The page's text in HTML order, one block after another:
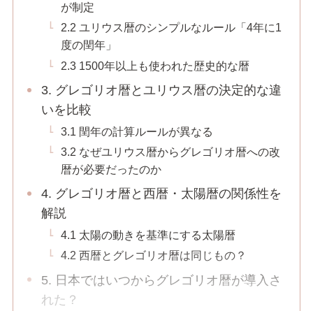
が制定
2.2 ユリウス暦のシンプルなルール「4年に1
度の閏年」
2.3 1500年以上も使われた歴史的な暦
3. グレゴリオ暦とユリウス暦の決定的な違
いを比較
3.1 閏年の計算ルールが異なる
3.2 なぜユリウス暦からグレゴリオ暦への改
暦が必要だったのか
4. グレゴリオ暦と西暦・太陽暦の関係性を
解説
4.1 太陽の動きを基準にする太陽暦
4.2 西暦とグレゴリオ暦は同じもの？
5. 日本ではいつからグレゴリオ暦が導入さ
れた？